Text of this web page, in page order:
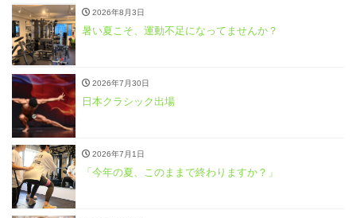
2026年8月3日
暑い夏こそ、運動不足になってませんか？
2026年7月30日
日本クラシック出場
2026年7月1日
「今年の夏、このままで終わりますか？」